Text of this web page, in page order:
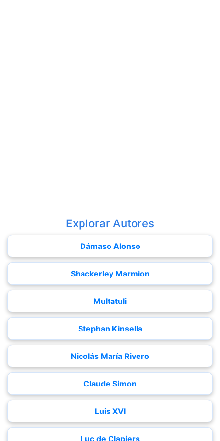
Explorar Autores
Dámaso Alonso
Shackerley Marmion
Multatuli
Stephan Kinsella
Nicolás María Rivero
Claude Simon
Luis XVI
Luc de Clapiers